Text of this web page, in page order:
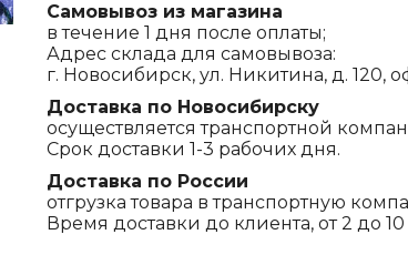
Самовывоз из магазина
в течение 1 дня после оплаты;
Адрес склада для самовывоза:
г. Новосибирск, ул. Никитина, д. 120,
Доставка по Новосибирску
осуществляется транспортной
Срок доставки 1-3 рабочих дня.
Доставка по России
отгрузка товара в транспортную
Время доставки до клиента, от 2 до